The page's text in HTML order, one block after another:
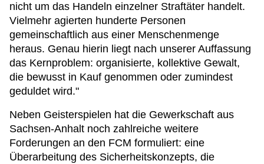
nicht um das Handeln einzelner Straftäter handelt.
Vielmehr agierten hunderte Personen
gemeinschaftlich aus einer Menschenmenge
heraus. Genau hierin liegt nach unserer Auffassung
das Kernproblem: organisierte, kollektive Gewalt,
die bewusst in Kauf genommen oder zumindest
geduldet wird."
Neben Geisterspielen hat die Gewerkschaft aus
Sachsen-Anhalt noch zahlreiche weitere
Forderungen an den FCM formuliert: eine
Überarbeitung des Sicherheitskonzepts, die